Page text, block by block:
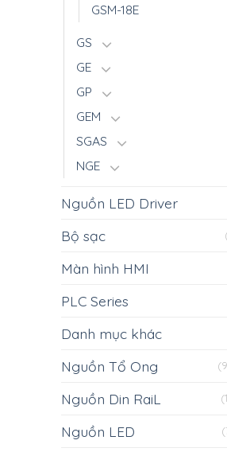
GSM-18E
GS
GE
GP
GEM
SGAS
NGE
Nguồn LED Driver
Bộ sạc
Màn hình HMI
PLC Series
Danh mục khác
Nguồn Tổ Ong
Nguồn Din RaiL
Nguồn LED